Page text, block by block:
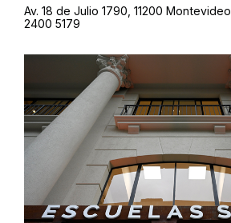
Av. 18 de Julio 1790, 11200 Montevideo
2400 5179